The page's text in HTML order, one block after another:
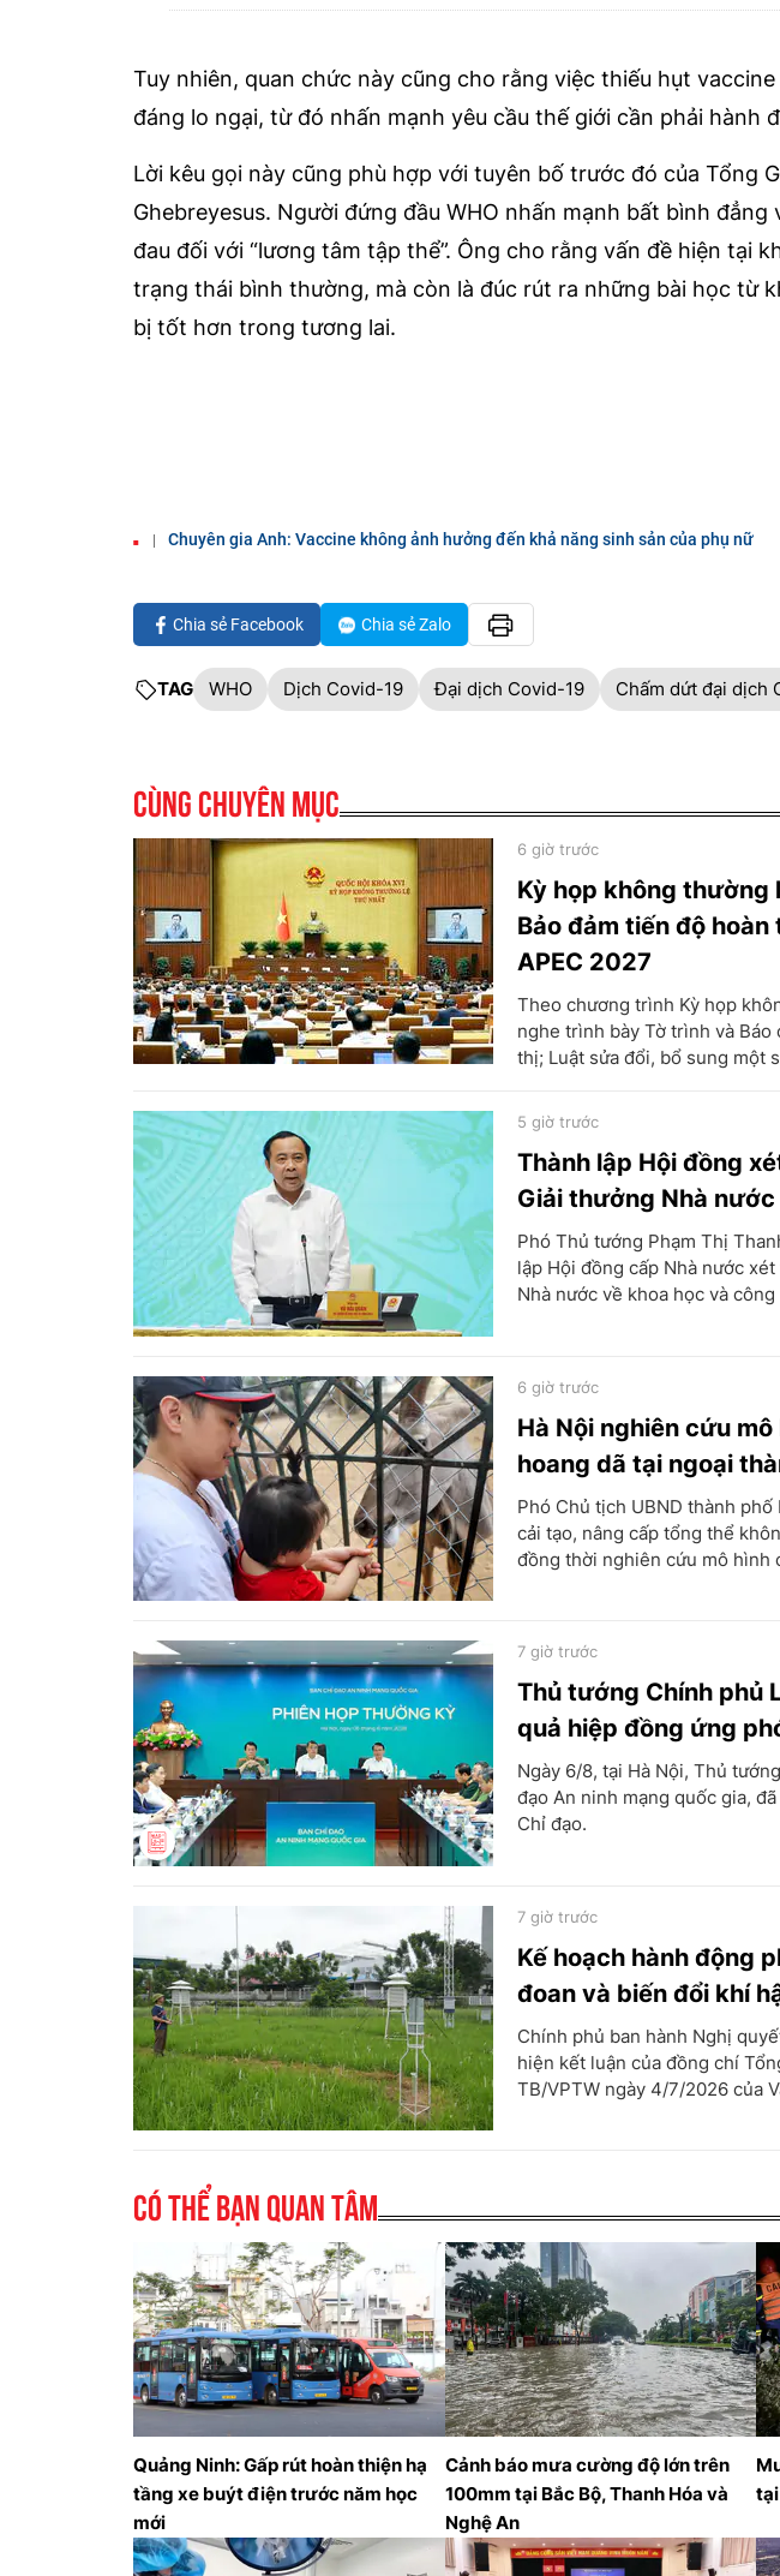
Tuy nhiên, quan chức này cũng cho rằng việc thiếu hụt
đáng lo ngại, từ đó nhấn mạnh yêu cầu thế giới cần phải hành
Lời kêu gọi này cũng phù hợp với tuyên bố trước đó của Tổng
Ghebreyesus. Người đứng đầu WHO nhấn mạnh bất bình
đau đối với “lương tâm tập thể”. Ông cho rằng vấn đề hiện tại
trạng thái bình thường, mà còn là đúc rút ra những bài học từ
bị tốt hơn trong tương lai.
Chuyên gia Anh: Vaccine không ảnh hưởng đến khả năng sinh sản của phụ nữ
Chia sẻ Facebook Chia sẻ Zalo
TAG WHO Dịch Covid-19 Đại dịch Covid-19 Chấm dứt đại dịch
Cùng chuyên mục
Kỳ họp không thường
Bảo đảm tiến độ
APEC 2027
6 giờ trước
Theo chương trình Kỳ họp
nghe trình bày Tờ trình và
thị; Luật sửa đổi, bổ sung một
Thành lập Hội đồng
Giải thưởng Nhà
5 giờ trước
Phó Thủ tướng Phạm Thị
lập Hội đồng cấp Nhà nước
Nhà nước về khoa học và công
Hà Nội nghiên cứu
hoang dã tại ngoại
6 giờ trước
Phó Chủ tịch UBND thành
cải tạo, nâng cấp tổng thể
đồng thời nghiên cứu mô hình
Thủ tướng Chính phủ
quả hiệp đồng ứng
7 giờ trước
Ngày 6/8, tại Hà Nội, Thủ
đạo An ninh mạng quốc gia,
Chỉ đạo.
Kế hoạch hành động
đoan và biến đổi khí
7 giờ trước
Chính phủ ban hành Nghị
hiện kết luận của đồng chí
TB/VPTW ngày 4/7/2026 của
Có thể bạn quan tâm
Quảng Ninh: Gấp rút hoàn thiện hạ
tầng xe buýt điện trước năm học
mới
Cảnh báo mưa cường độ lớn trên
100mm tại Bắc Bộ, Thanh Hóa và
Nghệ An